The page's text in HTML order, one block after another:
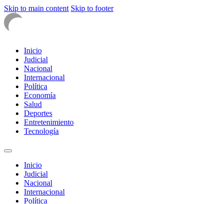
Skip to main content Skip to footer
Inicio
Judicial
Nacional
Internacional
Política
Economía
Salud
Deportes
Entretenimiento
Tecnología
Inicio
Judicial
Nacional
Internacional
Política